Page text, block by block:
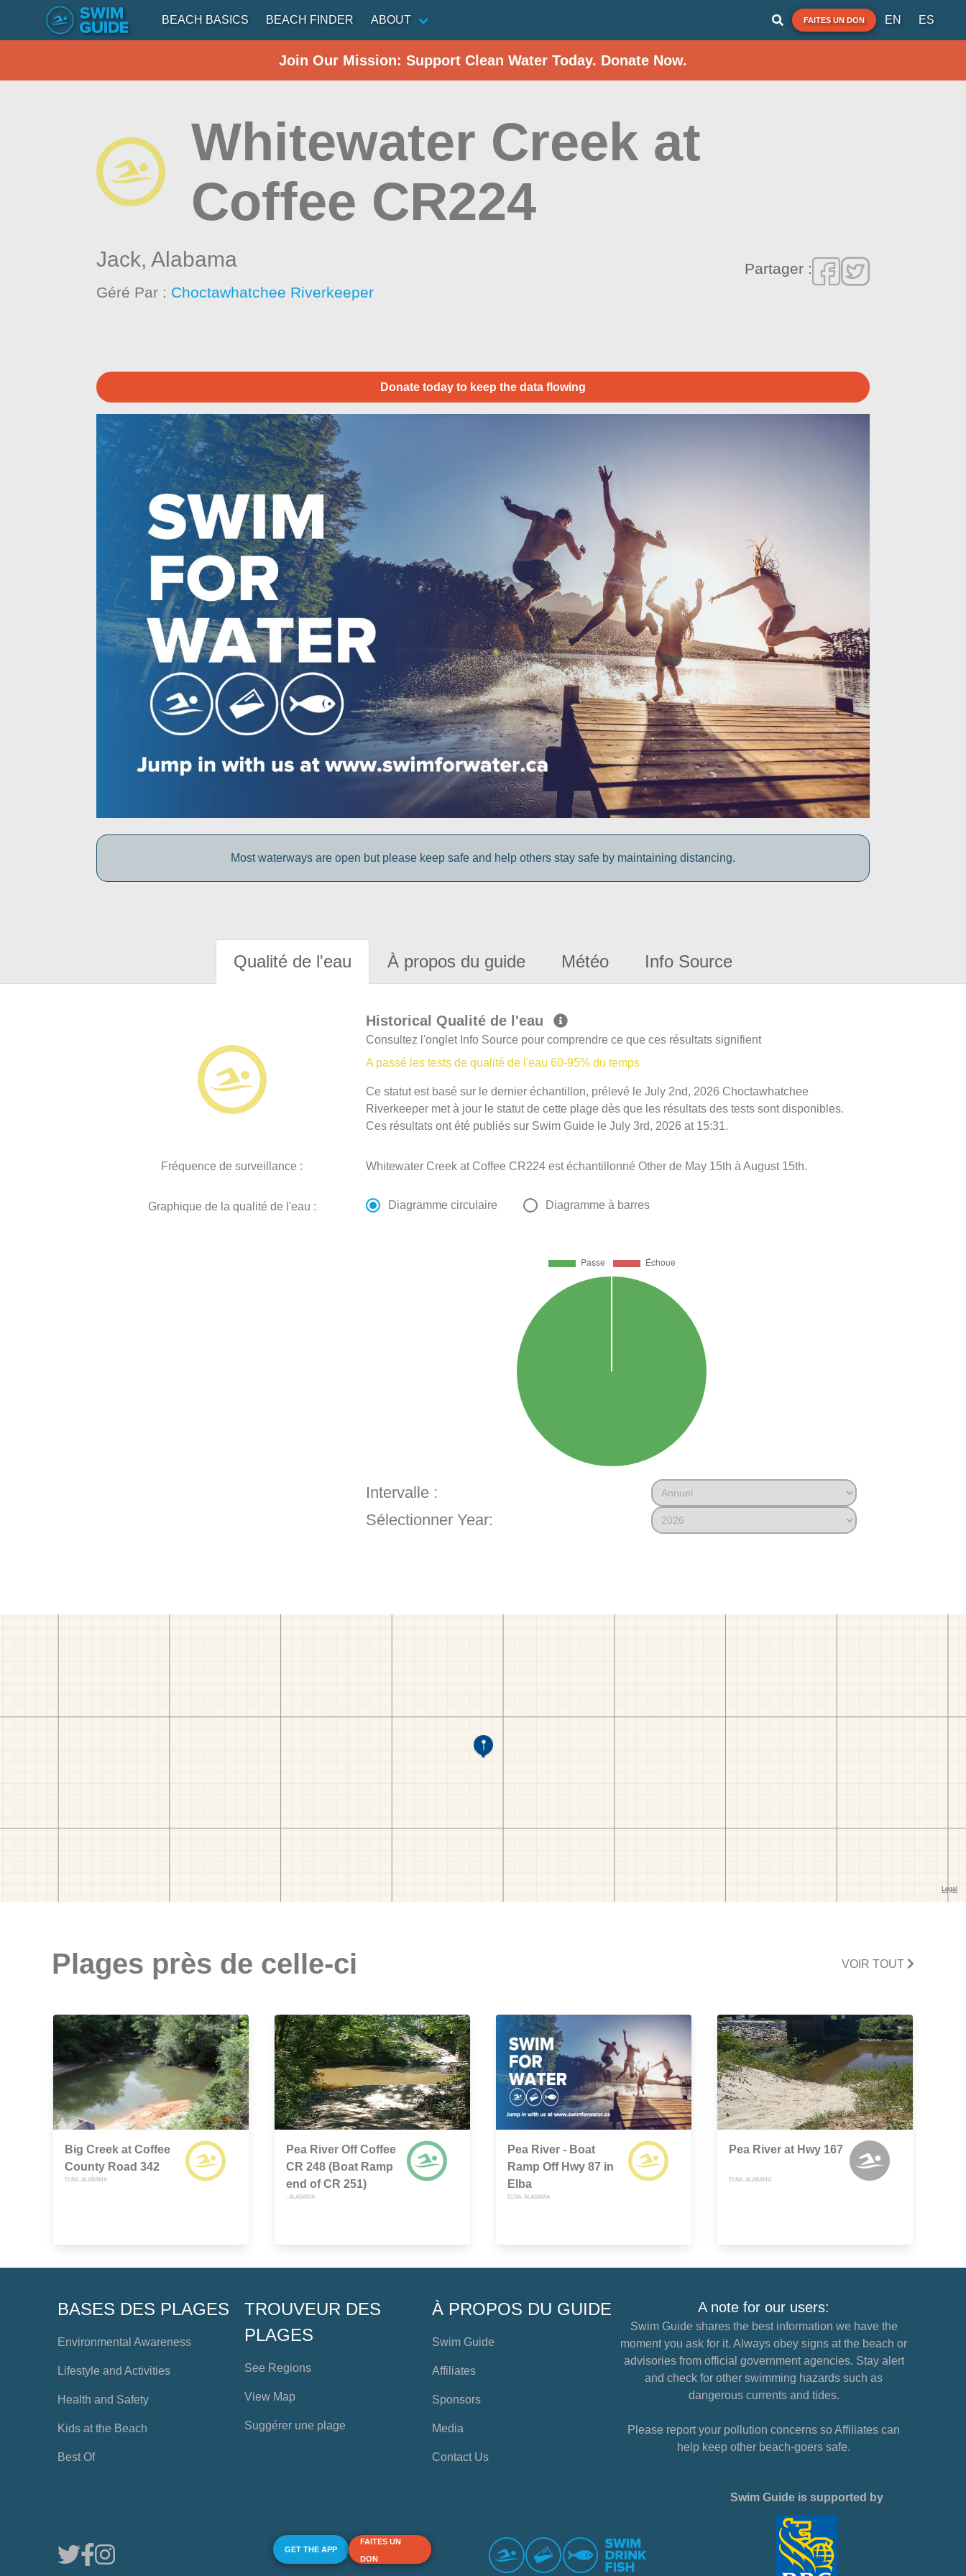
BEACH BASICS BEACH FINDER ABOUT FAITES UN DON EN ES
Join Our Mission: Support Clean Water Today. Donate Now.
Whitewater Creek at
Coffee CR224
Jack,Alabama
Géré Par : Choctawhatchee Riverkeeper
Partager :
Donate today to keep the data flowing
Most waterways are open but please keep safe and help others stay safe by maintaining distancing.
Qualité de l'eau À propos du guide Météo Info Source
Historical Qualité de l'eau
Consultez l'onglet Info Source pour comprendre ce que ces résultats signifient
A passé les tests de qualité de l'eau 60-95% du temps
Ce statut est basé sur le dernier échantillon, prélevé le July 2nd, 2026 Choctawhatchee
Riverkeeper met à jour le statut de cette plage dès que les résultats des tests sont disponibles.
Ces résultats ont été publiés sur Swim Guide le July 3rd, 2026 at 15:31.
Fréquence de surveillance : Whitewater Creek at Coffee CR224 est échantillonné Other de May 15th à August 15th.
Graphique de la qualité de l'eau : Diagramme circulaire Diagramme à barres
Intervalle :
Sélectionner Year:
Plages près de celle-ci VOIR TOUT
Big Creek at Coffee
County Road 342
ELBA, ALABAMA
Pea River Off Coffee
CR 248 (Boat Ramp
end of CR 251)
, ALABAMA
Pea River - Boat
Ramp Off Hwy 87 in
Elba
ELBA, ALABAMA
Pea River at Hwy 167
ELBA, ALABAMA
BASES DES PLAGES
Environmental Awareness
Lifestyle and Activities
Health and Safety
Kids at the Beach
Best Of
TROUVEUR DES
PLAGES
See Regions
View Map
Suggérer une plage
À PROPOS DU GUIDE
Swim Guide
Affiliates
Sponsors
Media
Contact Us
A note for our users:
Swim Guide shares the best information we have the
moment you ask for it. Always obey signs at the beach or
advisories from official government agencies. Stay alert
and check for other swimming hazards such as
dangerous currents and tides.
Please report your pollution concerns so Affiliates can
help keep other beach-goers safe.
GET THE APP
FAITES UN
DON
Swim Guide is supported by